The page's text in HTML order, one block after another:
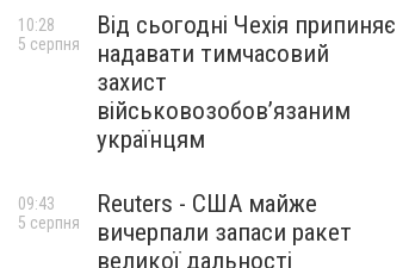
Від сьогодні Чехія припиняє
надавати тимчасовий
захист
військовозобов’язаним
українцям
10:28
5 серпня
Reuters - США майже
вичерпали запаси ракет
великої дальності
09:43
5 серпня